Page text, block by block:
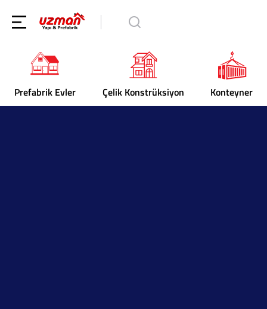
Prefabrik Evler Çelik Konstrüksiyon Konteyner